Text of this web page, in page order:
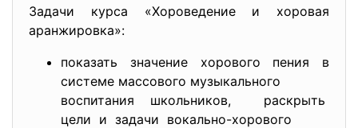
Задачи курса «Хороведение и хоровая
аранжировка»:
показать значение хорового пения в
системе массового музыкального
воспитания школьников, раскрыть
цели и задачи вокально-хорового